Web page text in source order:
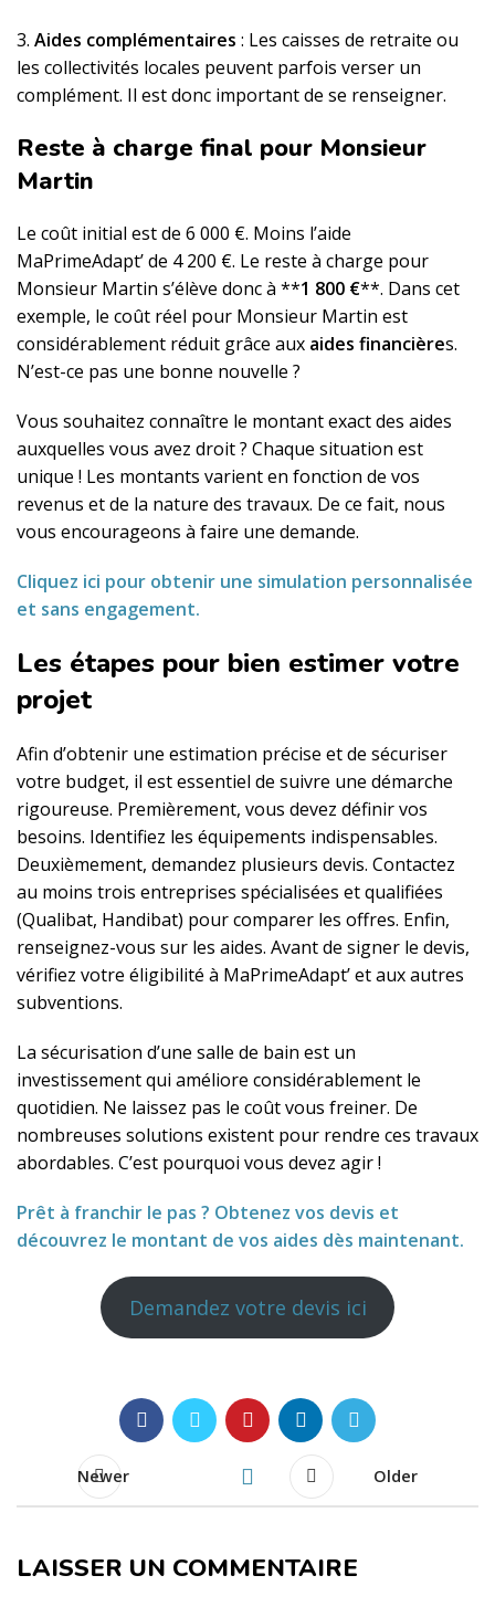
3. Aides complémentaires : Les caisses de retraite ou
les collectivités locales peuvent parfois verser un
complément. Il est donc important de se renseigner.
Reste à charge final pour Monsieur
Martin
Le coût initial est de 6 000 €. Moins l’aide
MaPrimeAdapt’ de 4 200 €. Le reste à charge pour
Monsieur Martin s’élève donc à **1 800 €**. Dans cet
exemple, le coût réel pour Monsieur Martin est
considérablement réduit grâce aux aides financières.
N’est-ce pas une bonne nouvelle ?
Vous souhaitez connaître le montant exact des aides
auxquelles vous avez droit ? Chaque situation est
unique ! Les montants varient en fonction de vos
revenus et de la nature des travaux. De ce fait, nous
vous encourageons à faire une demande.
Cliquez ici pour obtenir une simulation personnalisée
et sans engagement.
Les étapes pour bien estimer votre
projet
Afin d’obtenir une estimation précise et de sécuriser
votre budget, il est essentiel de suivre une démarche
rigoureuse. Premièrement, vous devez définir vos
besoins. Identifiez les équipements indispensables.
Deuxièmement, demandez plusieurs devis. Contactez
au moins trois entreprises spécialisées et qualifiées
(Qualibat, Handibat) pour comparer les offres. Enfin,
renseignez-vous sur les aides. Avant de signer le devis,
vérifiez votre éligibilité à MaPrimeAdapt’ et aux autres
subventions.
La sécurisation d’une salle de bain est un
investissement qui améliore considérablement le
quotidien. Ne laissez pas le coût vous freiner. De
nombreuses solutions existent pour rendre ces travaux
abordables. C’est pourquoi vous devez agir !
Prêt à franchir le pas ? Obtenez vos devis et
découvrez le montant de vos aides dès maintenant.
Demandez votre devis ici
Newer Older
LAISSER UN COMMENTAIRE